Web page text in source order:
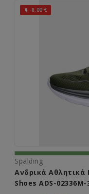
 -8,00 €
Spalding
Ανδρικά
Shoes ADS-02336M-